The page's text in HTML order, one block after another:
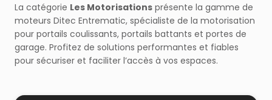
La catégorie Les Motorisations présente la gamme de
moteurs Ditec Entrematic, spécialiste de la motorisation
pour portails coulissants, portails battants et portes de
garage. Profitez de solutions performantes et fiables
pour sécuriser et faciliter l’accès à vos espaces.